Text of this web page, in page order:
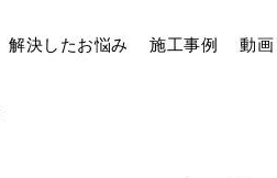
解決したお悩み 施工事例 動画